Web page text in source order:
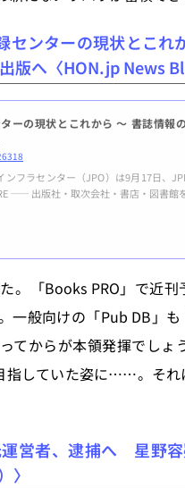
センターの現状とこれ
版へ〈HON.jp News
ーの現状とこれから ～ 書誌情報
フラセンター（JPO）は9月17日、
―― 出版社・取次会社・書店・図書館
た。業界統一フォーマットで川上から
。「Books PRO」で近
一般向けの「Pub DB」
てからが本領発揮でし
指していた姿に……。そ
営者、逮捕へ 星野
〉